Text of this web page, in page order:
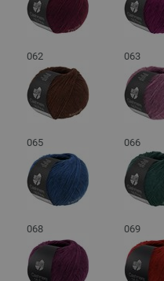
062 063
065 066
068 069